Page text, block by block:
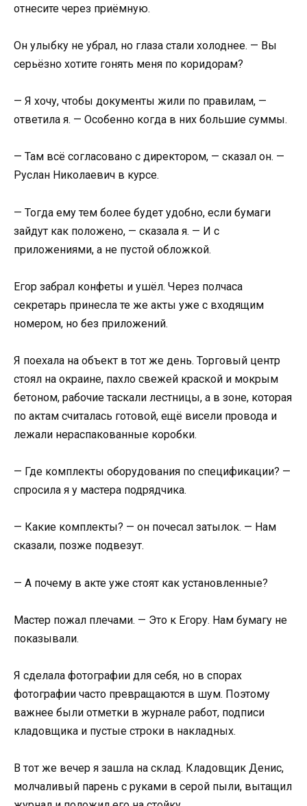
отнесите через приёмную.
Он улыбку не убрал, но глаза стали холоднее. — Вы
серьёзно хотите гонять меня по коридорам?
— Я хочу, чтобы документы жили по правилам, —
ответила я. — Особенно когда в них большие суммы.
— Там всё согласовано с директором, — сказал он. —
Руслан Николаевич в курсе.
— Тогда ему тем более будет удобно, если бумаги
зайдут как положено, — сказала я. — И с
приложениями, а не пустой обложкой.
Егор забрал конфеты и ушёл. Через полчаса
секретарь принесла те же акты уже с входящим
номером, но без приложений.
Я поехала на объект в тот же день. Торговый центр
стоял на окраине, пахло свежей краской и мокрым
бетоном, рабочие таскали лестницы, а в зоне, которая
по актам считалась готовой, ещё висели провода и
лежали нераспакованные коробки.
— Где комплекты оборудования по спецификации? —
спросила я у мастера подрядчика.
— Какие комплекты? — он почесал затылок. — Нам
сказали, позже подвезут.
— А почему в акте уже стоят как установленные?
Мастер пожал плечами. — Это к Егору. Нам бумагу не
показывали.
Я сделала фотографии для себя, но в спорах
фотографии часто превращаются в шум. Поэтому
важнее были отметки в журнале работ, подписи
кладовщика и пустые строки в накладных.
В тот же вечер я зашла на склад. Кладовщик Денис,
молчаливый парень с руками в серой пыли, вытащил